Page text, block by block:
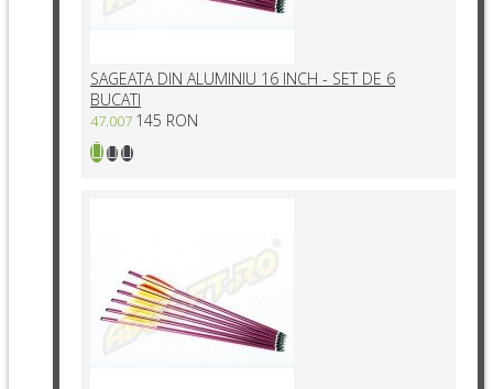
SAGEATA DIN ALUMINIU 16 INCH - SET DE 6
BUCATI
47.007 145 RON